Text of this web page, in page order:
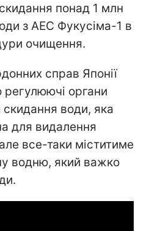
понад 1 млн
з АЕС Фукусіма-1 в
очищення.
справ Японії
регулюючі органи
води, яка
для видалення
але все-таки міститиме
водню, який важко